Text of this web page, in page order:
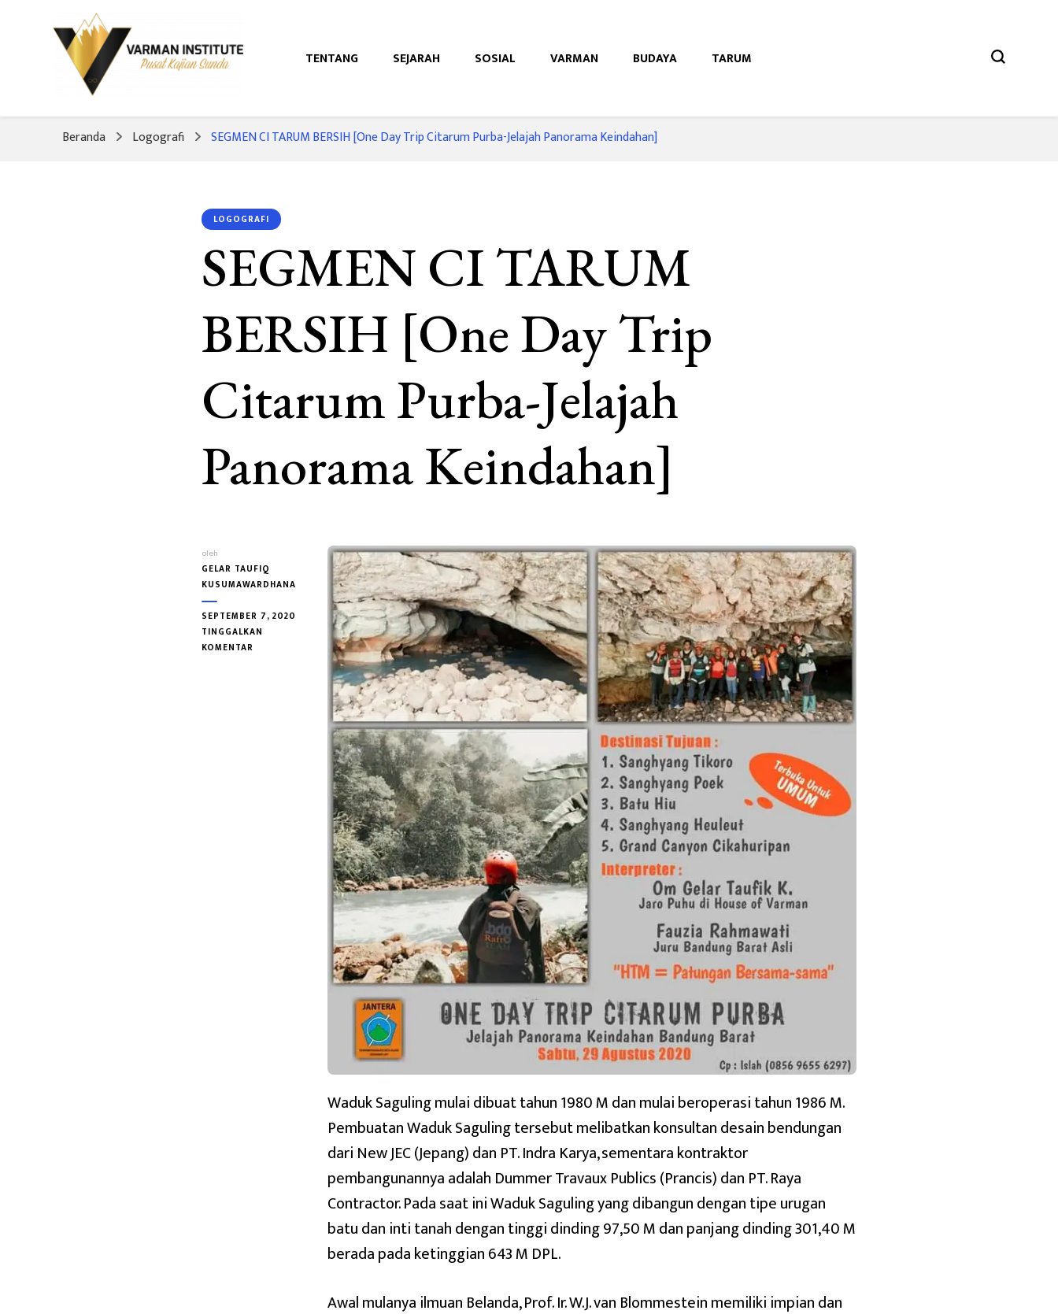
Varman Institute
Pusat Kajian Sunda
TENTANG SEJARAH SOSIAL VARMAN BUDAYA TARUM
Beranda Logografi SEGMEN CI TARUM BERSIH [One Day Trip Citarum Purba-Jelajah Panorama Keindahan]
LOGOGRAFI
SEGMEN CI TARUM
BERSIH [One Day Trip
Citarum Purba-Jelajah
Panorama Keindahan]
oleh
GELAR TAUFIQ
KUSUMAWARDHANA
SEPTEMBER 7, 2020
TINGGALKAN
KOMENTAR
Waduk Saguling mulai dibuat tahun 1980 M dan mulai beroperasi tahun 1986 M.
Pembuatan Waduk Saguling tersebut melibatkan konsultan desain bendungan
dari New JEC (Jepang) dan PT. Indra Karya, sementara kontraktor
pembangunannya adalah Dummer Travaux Publics (Prancis) dan PT. Raya
Contractor. Pada saat ini Waduk Saguling yang dibangun dengan tipe urugan
batu dan inti tanah dengan tinggi dinding 97,50 M dan panjang dinding 301,40 M
berada pada ketinggian 643 M DPL.
Awal mulanya ilmuan Belanda, Prof. Ir. W.J. van Blommestein memiliki impian dan